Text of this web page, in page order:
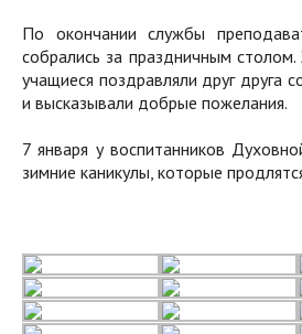
По окончании службы
собрались за праздничным
учащиеся поздравляли друг друга
и высказывали добрые пожелания.
7 января у воспитанников
зимние каникулы, которые